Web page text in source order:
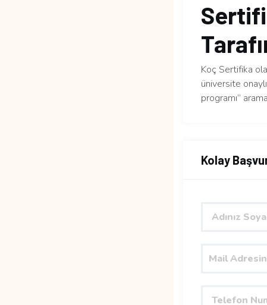
Koç Sertifika
üniversite
programı”
Kolay